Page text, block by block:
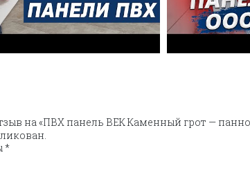
на «ПВХ панель ВЕК Каменный грот —
*